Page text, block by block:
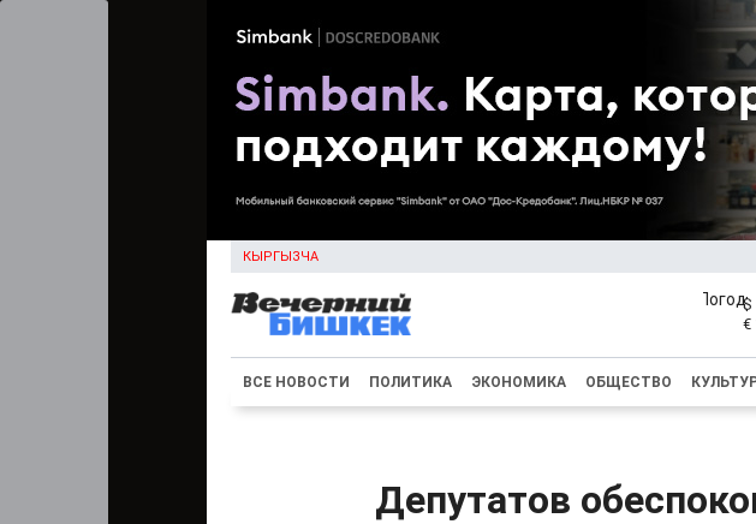
КЫРГЫЗЧА
$
€
ВСЕ НОВОСТИ ПОЛИТИКА ЭКОНОМИКА ОБЩЕСТВО
Депутатов